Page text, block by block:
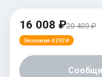
16 008 ₽20 400 ₽
Экономия 4 392 ₽